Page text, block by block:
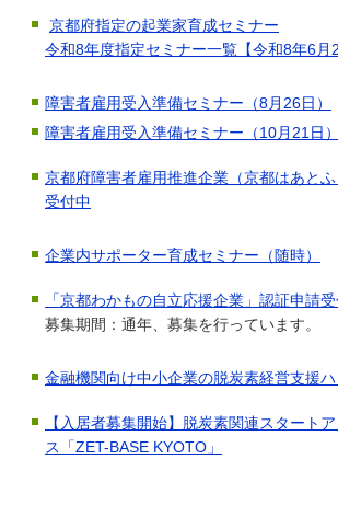
京都府指定の起業家育成セミナー
令和8年度指定セミナー一覧【令和8年6月
障害者雇用受入準備セミナー（8月26日）
障害者雇用受入準備セミナー（10月21日）
京都府障害者雇用推進企業（京都はあと
受付中
企業内サポーター育成セミナー（随時）
「京都わかもの自立応援企業」認証申請
募集期間：通年、募集を行っています。
金融機関向け中小企業の脱炭素経営支援
【入居者募集開始】脱炭素関連スタート
ス「ZET-BASE KYOTO」